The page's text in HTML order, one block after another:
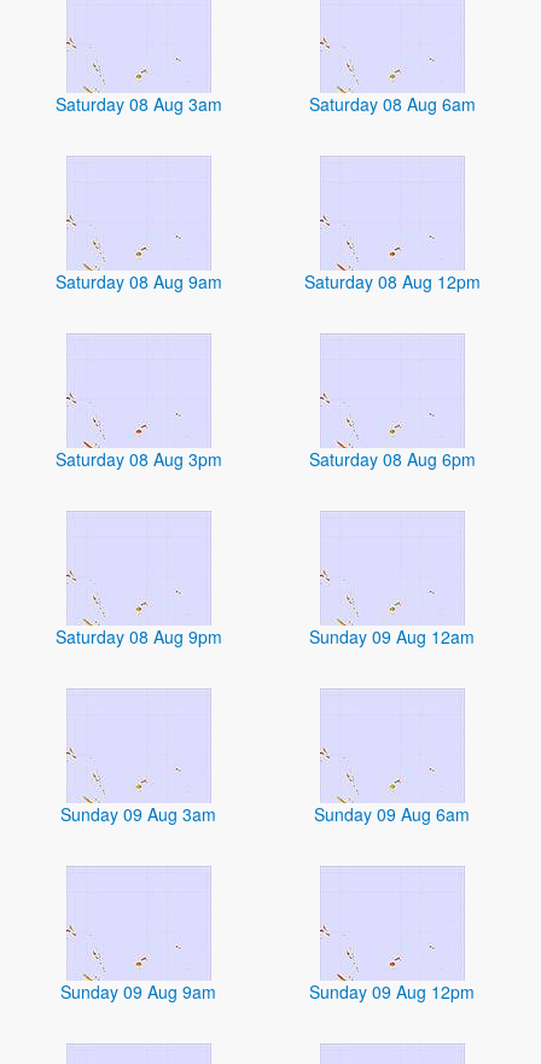
Saturday 08 Aug 3am Saturday 08 Aug 6am
Saturday 08 Aug 9am Saturday 08 Aug 12pm
Saturday 08 Aug 3pm Saturday 08 Aug 6pm
Saturday 08 Aug 9pm Sunday 09 Aug 12am
Sunday 09 Aug 3am Sunday 09 Aug 6am
Sunday 09 Aug 9am Sunday 09 Aug 12pm